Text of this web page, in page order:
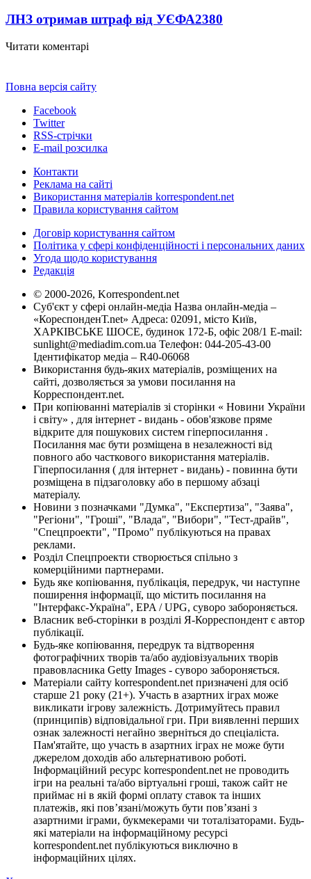
ЛНЗ отримав штраф від УЄФА2380
Читати коментарі
Повна версія сайту
Facebook
Twitter
RSS-стрічки
E-mail розсилка
Контакти
Реклама на сайті
Використання матеріалів korrespondent.net
Правила користування сайтом
Договір користування сайтом
Політика у сфері конфіденційності і персональних даних
Угода щодо користування
Редакція
© 2000-2026, Korrespondent.net
Суб'єкт у сфері онлайн-медіа Назва онлайн-медіа –
«КореспонденТ.net» Адреса: 02091, місто Київ,
ХАРКІВСЬКЕ ШОСЕ, будинок 172-Б, офіс 208/1 E-mail:
sunlight@mediadim.com.ua Телефон: 044-205-43-00
Ідентифікатор медіа – R40-06068
Використання будь-яких матеріалів, розміщених на
сайті, дозволяється за умови посилання на
Корреспондент.net.
При копіюванні матеріалів зі сторінки « Новини України
і світу» , для інтернет - видань - обов'язкове пряме
відкрите для пошукових систем гіперпосилання .
Посилання має бути розміщена в незалежності від
повного або часткового використання матеріалів.
Гіперпосилання ( для інтернет - видань) - повинна бути
розміщена в підзаголовку або в першому абзаці
матеріалу.
Новини з позначками "Думка", "Експертиза", "Заява",
"Регіони", "Гроші", "Влада", "Вибори", "Тест-драйв",
"Спецпроекти", "Промо" публікуються на правах
реклами.
Розділ Спецпроекти створюється спільно з
комерційними партнерами.
Будь яке копіювання, публікація, передрук, чи наступне
поширення інформації, що містить посилання на
"Інтерфакс-Україна", EPA / UPG, суворо забороняється.
Власник веб-сторінки в розділі Я-Корреспондент є автор
публікації.
Будь-яке копіювання, передрук та відтворення
фотографічних творів та/або аудіовізуальних творів
правовласника Getty Images - суворо забороняється.
Матеріали сайту korrespondent.net призначені для осіб
старше 21 року (21+). Участь в азартних іграх може
викликати ігрову залежність. Дотримуйтесь правил
(принципів) відповідальної гри. При виявленні перших
ознак залежності негайно зверніться до спеціаліста.
Пам'ятайте, що участь в азартних іграх не може бути
джерелом доходів або альтернативою роботі.
Інформаційний ресурс korrespondent.net не проводить
ігри на реальні та/або віртуальні гроші, також сайт не
приймає ні в якій формі оплату ставок та інших
платежів, які пов’язані/можуть бути пов’язані з
азартними іграми, букмекерами чи тоталізаторами. Будь-
які матеріали на інформаційному ресурсі
korrespondent.net публікуються виключно в
інформаційних цілях.